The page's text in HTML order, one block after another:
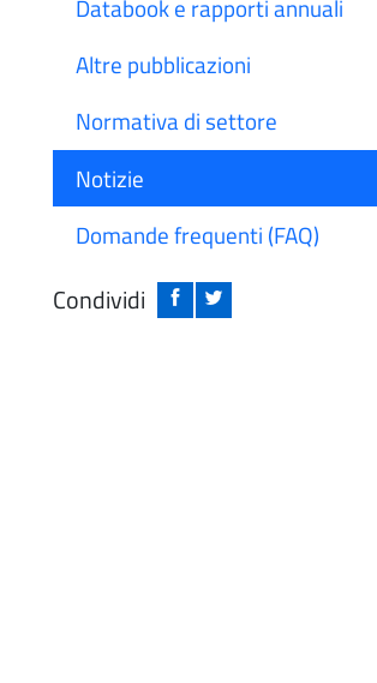
Databook e rapporti annuali
Altre pubblicazioni
Normativa di settore
Notizie
Domande frequenti (FAQ)
Condividi